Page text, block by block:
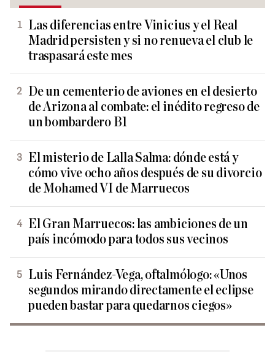
Las diferencias entre Vinicius y el Real
Madrid persisten y si no renueva el club le
traspasará este mes
De un cementerio de aviones en el desierto
de Arizona al combate: el inédito regreso de
un bombardero B1
El misterio de Lalla Salma: dónde está y
cómo vive ocho años después de su divorcio
de Mohamed VI de Marruecos
El Gran Marruecos: las ambiciones de un
país incómodo para todos sus vecinos
Luis Fernández-Vega, oftalmólogo: «Unos
segundos mirando directamente el eclipse
pueden bastar para quedarnos ciegos»